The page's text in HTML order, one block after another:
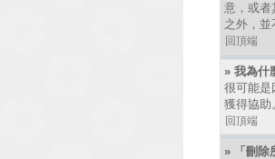
意，或者
之外，並
回頂端
» 我為什
很可能是
獲得協助
回頂端
» 「刪除